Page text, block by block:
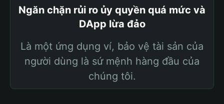
Ngăn chặn rủi ro ủy quyền quá mức và
DApp lừa đảo
Là một ứng dụng ví, bảo vệ tài sản của
người dùng là sứ mệnh hàng đầu của
chúng tôi.